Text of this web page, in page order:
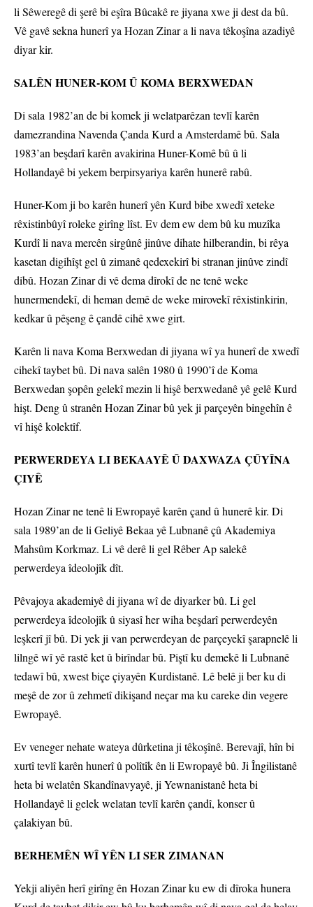
li Sêweregê di şerê bi eşîra Bûcakê re jiyana xwe ji dest da bû.
Vê gavê sekna hunerî ya Hozan Zinar a li nava têkoşîna azadiyê
diyar kir.
SALÊN HUNER-KOM Û KOMA BERXWEDAN
Di sala 1982’an de bi komek ji welatparêzan tevlî karên
damezrandina Navenda Çanda Kurd a Amsterdamê bû. Sala
1983’an beşdarî karên avakirina Huner-Komê bû û li
Hollandayê bi yekem berpirsyariya karên hunerê rabû.
Huner-Kom ji bo karên hunerî yên Kurd bibe xwedî xeteke
rêxistinbûyî roleke girîng lîst. Ev dem ew dem bû ku muzîka
Kurdî li nava mercên sirgûnê jinûve dihate hilberandin, bi rêya
kasetan digihîşt gel û zimanê qedexekirî bi stranan jinûve zindî
dibû. Hozan Zinar di vê dema dîrokî de ne tenê weke
hunermendekî, di heman demê de weke mirovekî rêxistinkirin,
kedkar û pêşeng ê çandê cihê xwe girt.
Karên li nava Koma Berxwedan di jiyana wî ya hunerî de xwedî
cihekî taybet bû. Di nava salên 1980 û 1990’î de Koma
Berxwedan şopên gelekî mezin li hişê berxwedanê yê gelê Kurd
hişt. Deng û stranên Hozan Zinar bû yek ji parçeyên bingehîn ê
vî hişê kolektîf.
PERWERDEYA LI BEKAAYÊ Û DAXWAZA ÇÛYÎNA
ÇIYÊ
Hozan Zinar ne tenê li Ewropayê karên çand û hunerê kir. Di
sala 1989’an de li Geliyê Bekaa yê Lubnanê çû Akademiya
Mahsûm Korkmaz. Li vê derê li gel Rêber Ap salekê
perwerdeya îdeolojîk dît.
Pêvajoya akademiyê di jiyana wî de diyarker bû. Li gel
perwerdeya îdeolojîk û siyasî her wiha beşdarî perwerdeyên
leşkerî jî bû. Di yek ji van perwerdeyan de parçeyekî şarapnelê li
lilngê wî yê rastê ket û birîndar bû. Piştî ku demekê li Lubnanê
tedawî bû, xwest biçe çiyayên Kurdistanê. Lê belê ji ber ku di
meşê de zor û zehmetî dikişand neçar ma ku careke din vegere
Ewropayê.
Ev veneger nehate wateya dûrketina ji têkoşînê. Berevajî, hîn bi
xurtî tevlî karên hunerî û polîtîk ên li Ewropayê bû. Ji Îngilistanê
heta bi welatên Skandînavyayê, ji Yewnanistanê heta bi
Hollandayê li gelek welatan tevlî karên çandî, konser û
çalakiyan bû.
BERHEMÊN WÎ YÊN LI SER ZIMANAN
Yekji aliyên herî girîng ên Hozan Zinar ku ew di dîroka hunera